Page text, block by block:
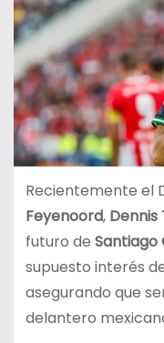
Recientemente el
Feyenoord, Dennis
futuro de Santiago
supuesto interés
asegurando que
delantero